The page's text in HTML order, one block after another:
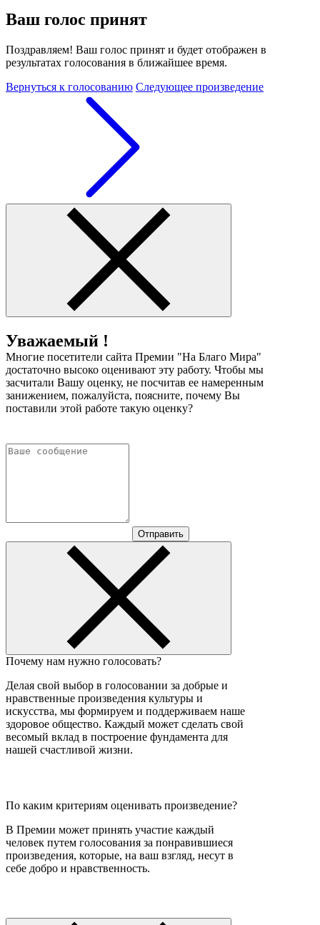
Ваш голос принят
Поздравляем! Ваш голос принят и будет отображен в
результатах голосования в ближайшее время.
Вернуться к голосованию Следующее произведение
Уважаемый !
Многие посетители сайта Премии "На Благо Мира"
достаточно высоко оценивают эту работу. Чтобы мы
засчитали Вашу оценку, не посчитав ее намеренным
занижением, пожалуйста, поясните, почему Вы
поставили этой работе такую оценку?
Отправить
Почему нам нужно голосовать?
Делая свой выбор в голосовании за добрые и
нравственные произведения культуры и
искусства, мы формируем и поддерживаем наше
здоровое общество. Каждый может сделать свой
весомый вклад в построение фундамента для
нашей счастливой жизни.
По каким критериям оценивать произведение?
В Премии может принять участие каждый
человек путем голосования за понравившиеся
произведения, которые, на ваш взгляд, несут в
себе добро и нравственность.